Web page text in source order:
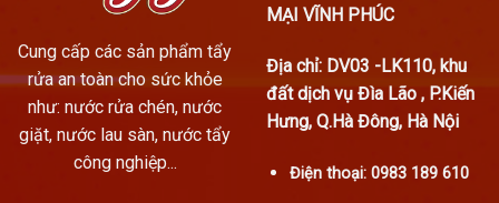
Cung cấp các sản phẩm tẩy
rửa an toàn cho sức khỏe
như: nước rửa chén, nước
giặt, nước lau sàn, nước tẩy
công nghiệp...
MẠI VĨNH PHÚC
Địa chỉ: DV03 -LK110, khu
đất dịch vụ Đìa Lão , P.Kiến
Hưng, Q.Hà Đông, Hà Nội
Điện thoại: 0983 189 610